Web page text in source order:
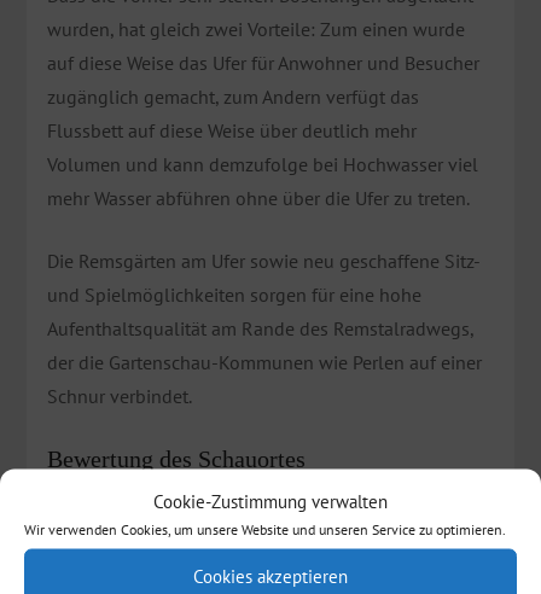
Cookie-Zustimmung verwalten
Wir verwenden Cookies, um unsere Website und unseren Service zu optimieren.
Cookies akzeptieren
wurden, hat gleich zwei Vorteile: Zum einen wurde
auf diese Weise das Ufer für Anwohner und Besucher
zugänglich gemacht, zum Andern verfügt das
Flussbett auf diese Weise über deutlich mehr
Volumen und kann demzufolge bei Hochwasser viel
mehr Wasser abführen ohne über die Ufer zu treten.
Die Remsgärten am Ufer sowie neu geschaffene Sitz-
und Spielmöglichkeiten sorgen für eine hohe
Aufenthaltsqualität am Rande des Remstalradwegs,
der die Gartenschau-Kommunen wie Perlen auf einer
Schnur verbindet.
Bewertung des Schauortes
Durchschnitt/ 5. Anzahl der Bewertungen